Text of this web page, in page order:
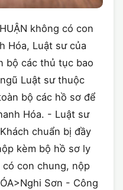
không có con
Hóa, Luật sư của
bộ các thủ tục bao
Luật sư thuộc
bộ các hồ sơ để
Hóa. - Luật sư
chuẩn bị đầy
kèm bộ hồ sơ ly
có con chung, nộp
Sơn - Công